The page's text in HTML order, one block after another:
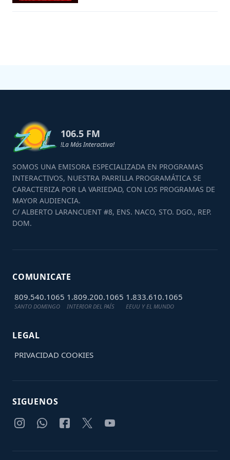
106.5 FM
!La Más Interactiva!
SOMOS UNA EMISORA ESPECIALIZADA EN PROGRAMAS
INTERACTIVOS, NUESTRA PARRILLA PROGRAMÁTICA SE
CARACTERIZA POR LA VARIEDAD, CON LOS PROGRAMAS DE
MAYOR AUDIENCIA.
C/ ALBERTO LARANCUENT #8, ENS. NACO, STO. DGO., REP.
DOM.
COMUNICATE
809.540.1065
SANTO DOMINGO
1.809.200.1065
INTERIOR DEL PAÍS
1.833.610.1065
EEUU Y EL MUNDO
LEGAL
PRIVACIDAD COOKIES
SIGUENOS